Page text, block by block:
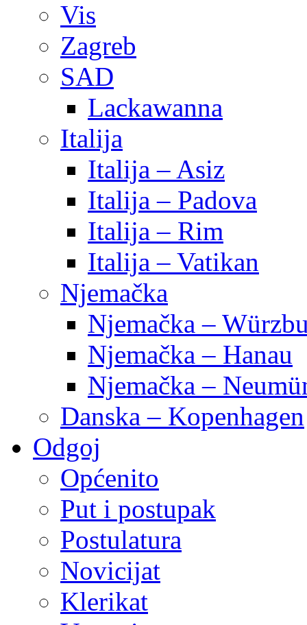
Vis
Zagreb
SAD
Lackawanna
Italija
Italija – Asiz
Italija – Padova
Italija – Rim
Italija – Vatikan
Njemačka
Njemačka –
Njemačka – Hanau
Njemačka –
Danska – Kopenhagen
Odgoj
Općenito
Put i postupak
Postulatura
Novicijat
Klerikat